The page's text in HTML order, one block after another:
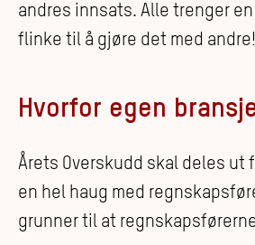
andres innsats. Alle trenger
flinke til å gjøre det med andre!
Hvorfor egen
Årets Overskudd skal deles ut
en hel haug med
grunner til at